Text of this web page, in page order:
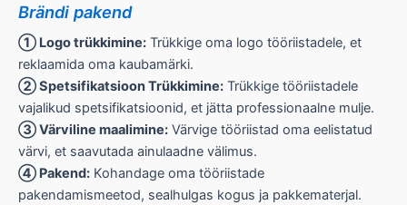
Brändi pakend
① Logo trükkimine: Trükkige oma logo tööriistadele, et
reklaamida oma kaubamärki.
② Spetsifikatsioon Trükkimine: Trükkige tööriistadele
vajalikud spetsifikatsioonid, et jätta professionaalne mulje.
③ Värviline maalimine: Värvige tööriistad oma eelistatud
värvi, et saavutada ainulaadne välimus.
④ Pakend: Kohandage oma tööriistade
pakendamismeetod, sealhulgas kogus ja pakkematerjal.